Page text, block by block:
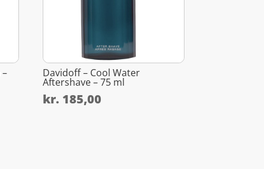
Davidoff – Cool Water
Aftershave – 75 ml
kr. 185,00